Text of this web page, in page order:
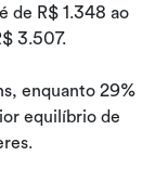
de R$ 1.348 ao
3.507.
enquanto 29%
equilíbrio de